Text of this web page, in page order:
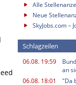
Alle
Neue
SkyJobs.com –
Schlagzeilen
06.08. 19:59
an
06.08. 18:01
"Da